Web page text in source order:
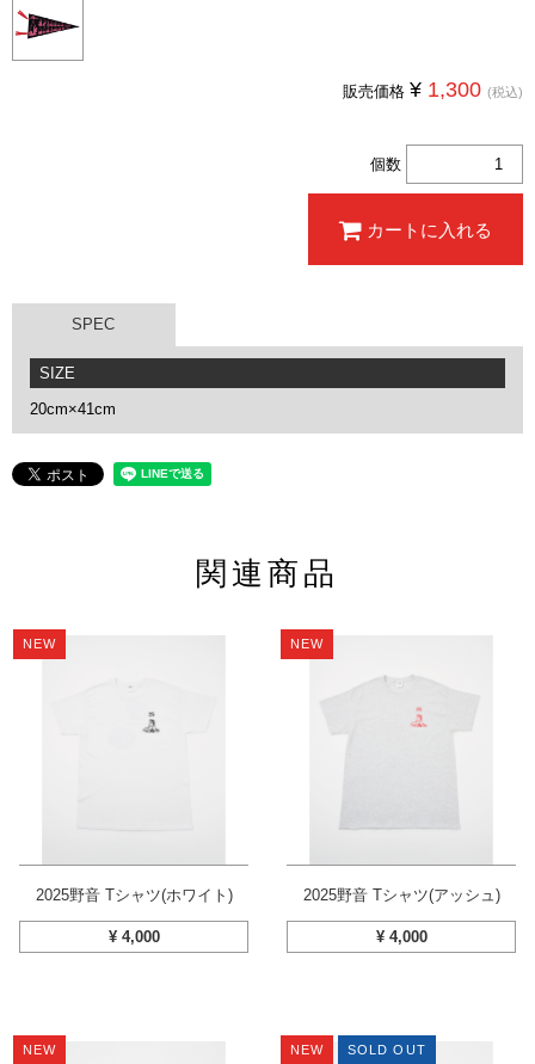
販売価格 ¥ 1,300 (税込)
個数
カートに入れる
SPEC
SIZE
20cm×41cm
関連商品
NEW
2025野音 Tシャツ(ホワイト)
¥ 4,000
NEW
2025野音 Tシャツ(アッシュ)
¥ 4,000
NEW NEW SOLD OUT